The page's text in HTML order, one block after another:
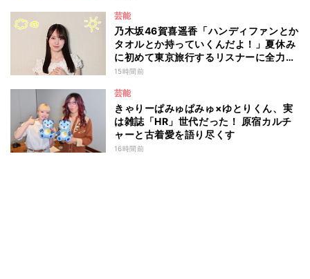
ん予防-』
芸能
乃木坂46賀喜遥香「ハンディファンとか
タオルとか持っていくんだよ！」夏休み
に初めて東京旅行するリスナーに全力ア
ドバイス！
15時間前
芸能
きゃりーぱみゅぱみゅ×ゆとりくん、実
は雑誌「HR」世代だった！ 原宿カルチ
ャーと古着愛を語り尽くす
16時間前